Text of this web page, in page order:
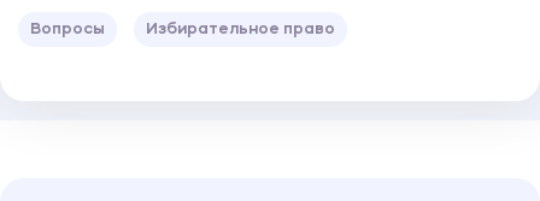
Вопросы Избирательное право